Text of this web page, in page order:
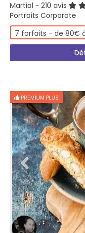
Martial - 210 avis
Portraits Corporate
7 forfaits - de 80€
PREMIUM PLUS